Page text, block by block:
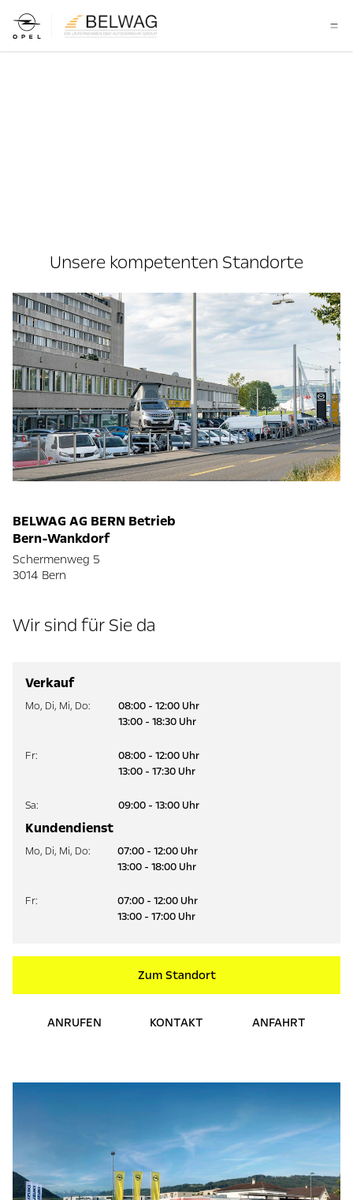
Unsere kompetenten Standorte
BELWAG AG BERN Betrieb
Bern-Wankdorf
Schermenweg 5
3014 Bern
Wir sind für Sie da
Verkauf
Mo, Di, Mi, Do:
08:00 - 12:00 Uhr
13:00 - 18:30 Uhr
Fr:
08:00 - 12:00 Uhr
13:00 - 17:30 Uhr
Sa: 09:00 - 13:00 Uhr
Kundendienst
Mo, Di, Mi, Do:
07:00 - 12:00 Uhr
13:00 - 18:00 Uhr
Fr:
07:00 - 12:00 Uhr
13:00 - 17:00 Uhr
Zum Standort
ANRUFEN KONTAKT ANFAHRT